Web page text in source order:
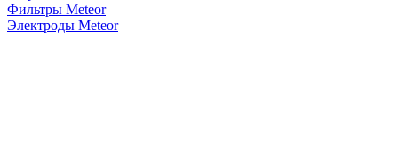
Фильтры Meteor
Электроды Meteor